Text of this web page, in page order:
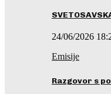
24/06/2026
Emisije
Razgovor s